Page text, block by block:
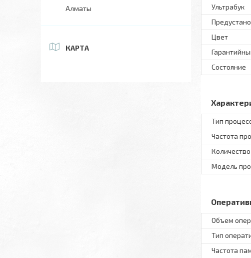
Ультрабук
Цвет
Состояние
Тип
Частота
Модель
Объем
Тип
Частота
Алматы
КАРТА